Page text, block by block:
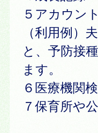
５アカウン
（利用例）
と、予防接
ます。
６医療機関
７保育所や